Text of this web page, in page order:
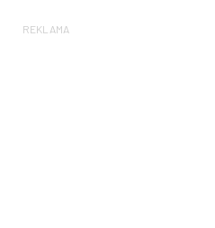
REKLAMA